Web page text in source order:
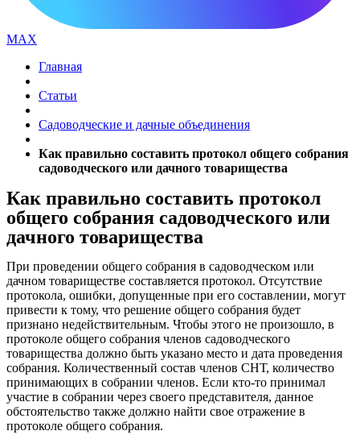
MAX
Главная
Статьи
Садоводческие и дачные объединения
Как правильно составить протокол общего собрания
садоводческого или дачного товарищества
Как правильно составить протокол
общего собрания садоводческого или
дачного товарищества
При проведении общего собрания в садоводческом или
дачном товариществе составляется протокол. Отсутствие
протокола, ошибки, допущенные при его составлении, могут
привести к тому, что решение общего собрания будет
признано недействительным. Чтобы этого не произошло, в
протоколе общего собрания членов садоводческого
товарищества должно быть указано место и дата проведения
собрания. Количественный состав членов СНТ, количество
принимающих в собрании членов. Если кто-то принимал
участие в собрании через своего представителя, данное
обстоятельство также должно найти свое отражение в
протоколе общего собрания.